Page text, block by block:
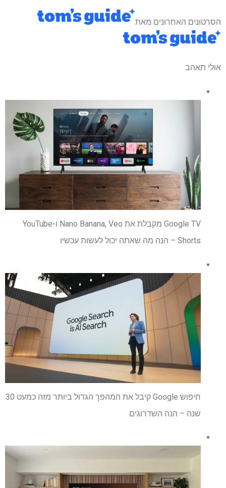
הסרטונים האחרונים מאת
אולי תאהב
Google TV מקבלת את Nano Banana, Veo ו-YouTube
Shorts – הנה מה שאתה יכול לעשות עכשיו
חיפוש Google קיבל את המהפך הגדול ביותר מזה כמעט 30
שנה – הנה השדרוגים